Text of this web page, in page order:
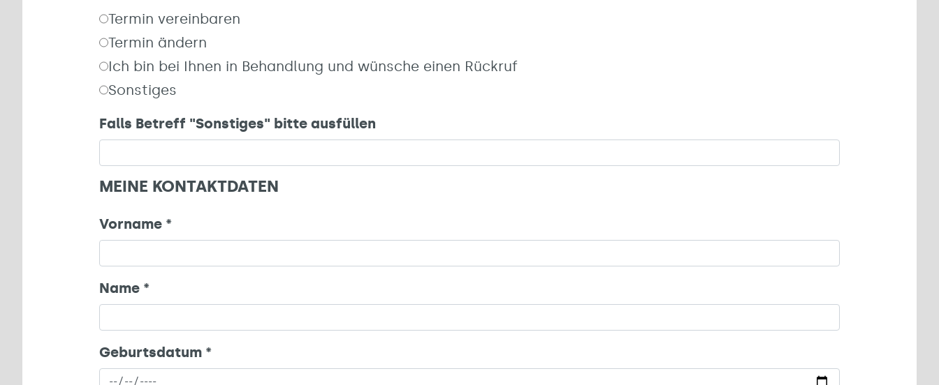
Termin vereinbaren
Termin ändern
Ich bin bei Ihnen in Behandlung und wünsche einen Rückruf
Sonstiges
Falls Betreff "Sonstiges" bitte ausfüllen
MEINE KONTAKTDATEN
Vorname *
Name *
Geburtsdatum *